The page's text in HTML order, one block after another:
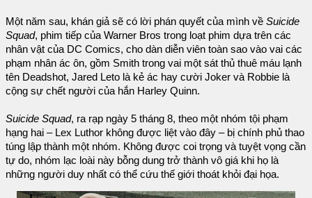
Một năm sau, khán giả sẽ có lời phán quyết của mình về Suicide
Squad, phim tiếp của Warner Bros trong loạt phim dựa trên các
nhân vật của DC Comics, cho dàn diễn viên toàn sao vào vai các
phạm nhân ác ôn, gồm Smith trong vai một sát thủ thuê máu lạnh
tên Deadshot, Jared Leto là kẻ ác hay cười Joker và Robbie là
cộng sự chết người của hắn Harley Quinn.
Suicide Squad, ra rạp ngày 5 tháng 8, theo một nhóm tội phạm
hạng hai – Lex Luthor không được liệt vào đây – bị chính phủ thao
túng lập thành một nhóm. Không được coi trọng và tuyệt vọng cần
tự do, nhóm lạc loài này bỗng dung trở thành vô giá khi họ là
những người duy nhất có thể cứu thế giới thoát khỏi đại họa.